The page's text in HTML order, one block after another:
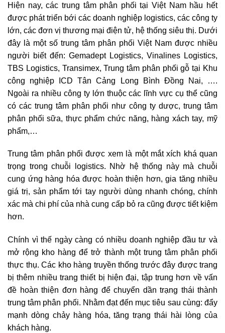
Hiện nay, các trung tâm phân phối tại Việt Nam hầu hết
được phát triển bới các doanh nghiệp logistics, các công ty
lớn, các đơn vị thương mại điện tử, hệ thống siêu thị. Dưới
đây là một số trung tâm phân phối Việt Nam được nhiều
người biết đến: Gemadept Logistics, Vinalines Logistics,
TBS Logistics, Transimex, Trung tâm phân phối gỗ tại Khu
công nghiệp ICD Tân Cảng Long Bình Đồng Nai, ….
Ngoài ra nhiều công ty lớn thuộc các lĩnh vực cụ thể cũng
có các trung tâm phân phối như công ty dược, trung tâm
phân phối sữa, thực phẩm chức năng, hàng xách tay, mỹ
phẩm,…
Trung tâm phân phối được xem là một mắt xích khá quan
trọng trong chuỗi logistics. Nhờ hệ thống này mà chuỗi
cung ứng hàng hóa được hoàn thiện hơn, gia tăng nhiều
giá trị, sản phẩm tới tay người dùng nhanh chóng, chính
xác mà chi phí của nhà cung cấp bỏ ra cũng được tiết kiệm
hơn.
Chính vì thế ngày càng có nhiều doanh nghiệp đầu tư và
mở rộng kho hàng để trở thành một trung tâm phân phối
thực thụ. Các kho hàng truyền thống trước đây được trang
bị thêm nhiều trang thiết bị hiện đại, tập trung hơn về vấn
đề hoàn thiện đơn hàng để chuyển dần trạng thái thành
trung tâm phân phối. Nhằm đạt đến mục tiêu sau cùng: đẩy
mạnh dòng chảy hàng hóa, tăng trạng thái hài lòng của
khách hàng.